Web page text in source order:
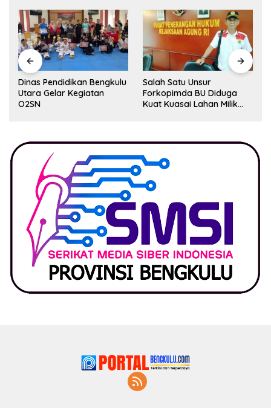
Dinas Pendidikan Bengkulu
Utara Gelar Kegiatan
O2SN
Salah Satu Unsur
Forkopimda BU Diduga
Kuat Kuasai Lahan Milik